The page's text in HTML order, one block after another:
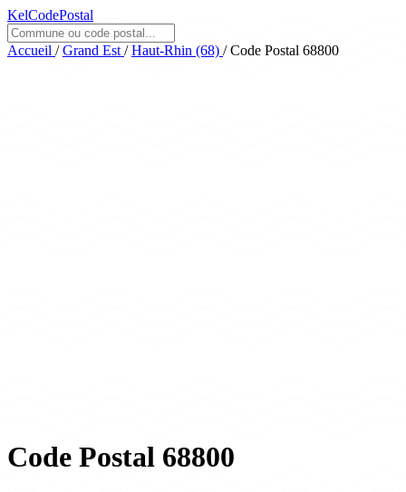
KelCodePostal
Accueil / Grand Est / Haut-Rhin (68) / Code Postal 68800
Code Postal 68800